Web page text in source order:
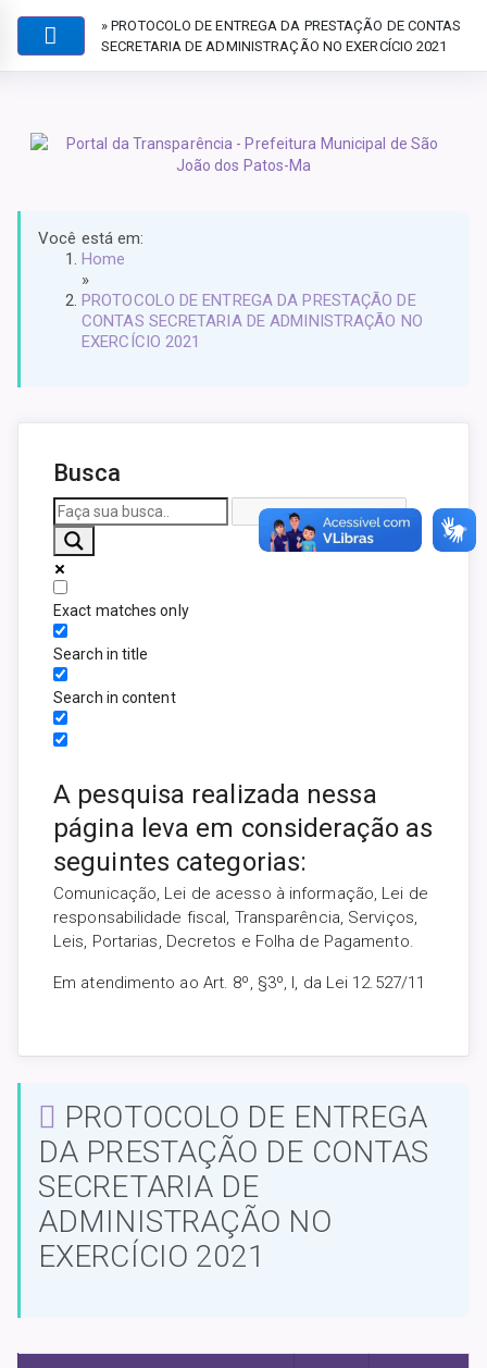
» PROTOCOLO DE ENTREGA DA PRESTAÇÃO DE CONTAS
SECRETARIA DE ADMINISTRAÇÃO NO EXERCÍCIO 2021
Você está em:
Home
»
PROTOCOLO DE ENTREGA DA PRESTAÇÃO DE
CONTAS SECRETARIA DE ADMINISTRAÇÃO NO
EXERCÍCIO 2021
Busca
Exact matches only
Search in title
Search in content
A pesquisa realizada nessa
página leva em consideração as
seguintes categorias:
Comunicação, Lei de acesso à informação, Lei de
responsabilidade fiscal, Transparência, Serviços,
Leis, Portarias, Decretos e Folha de Pagamento.
Em atendimento ao Art. 8º, §3º, I, da Lei 12.527/11
PROTOCOLO DE ENTREGA
DA PRESTAÇÃO DE CONTAS
SECRETARIA DE
ADMINISTRAÇÃO NO
EXERCÍCIO 2021